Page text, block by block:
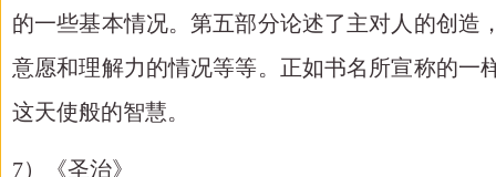
的一些基本情况。第五部分论述了主对人的创
意愿和理解力的情况等等。正如书名所宣称的一
这天使般的智慧。
7）《圣治》